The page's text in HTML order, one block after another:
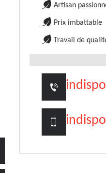
Artisan
Prix imbattable
Travail de